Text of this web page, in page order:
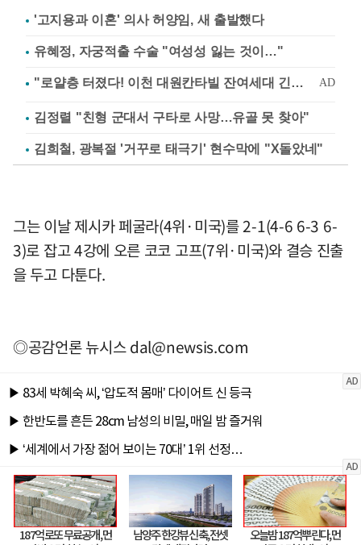
'고지용과 이혼' 의사 허양임, 새 출발했다
유혜정, 자궁적출 수술 "여성성 잃는 것이…"
김정렬 "친형 군대서 구타로 사망…유골 못 찾아"
김희철, 광복절 '거꾸로 태극기' 현수막에 "X돌았네"
그는 이날 제시카 페굴라(4위·미국)를 2-1(4-6 6-3 6-
3)로 잡고 4강에 오른 코코 고프(7위·미국)와 결승 진출
을 두고 다툰다.
◎공감언론 뉴시스dal@newsis.com